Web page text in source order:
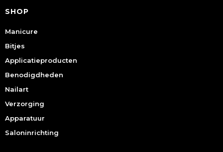
SHOP
Manicure
Bitjes
Applicatieproducten
Benodigdheden
Nailart
Verzorging
Apparatuur
Saloninrichting